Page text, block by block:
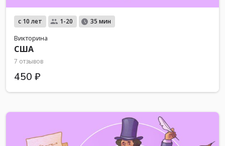
с 10 лет 1-20 35 мин
Викторина
США
7 отзывов
450 ₽